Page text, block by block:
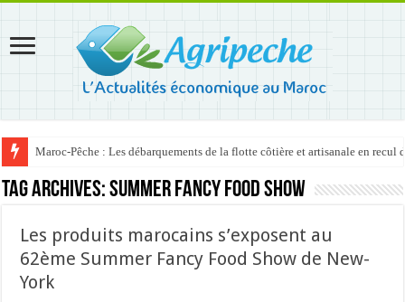
Maroc-Pêche : Les débarquements de la flotte côtière et artisanale en recul
Tag Archives:Summer Fancy Food Show
Les produits marocains s’exposent au
62ème Summer Fancy Food Show de New-
York